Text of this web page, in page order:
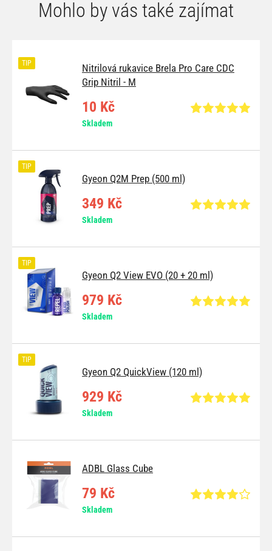
Mohlo by vás také zajímat
Nitrilová rukavice Brela Pro Care CDC
Grip Nitril - M
TIP
10 Kč
Skladem
Gyeon Q2M Prep (500 ml)
TIP
349 Kč
Skladem
Gyeon Q2 View EVO (20 + 20 ml)
TIP
979 Kč
Skladem
Gyeon Q2 QuickView (120 ml)
TIP
929 Kč
Skladem
ADBL Glass Cube
79 Kč
Skladem